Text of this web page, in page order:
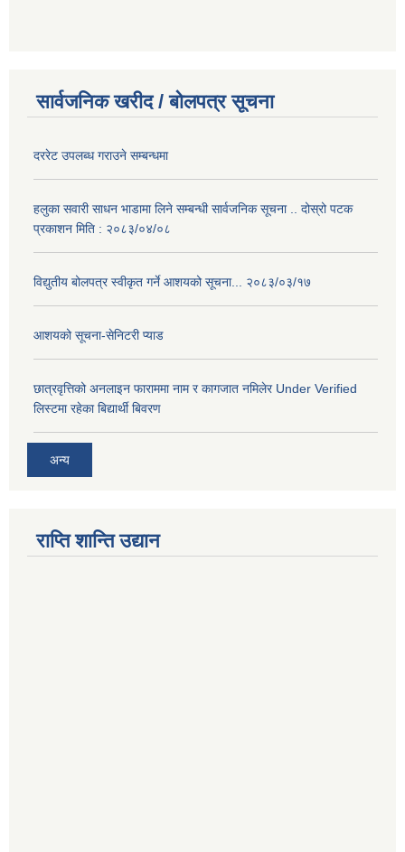
सार्वजनिक खरीद / बोलपत्र सूचना
दररेट उपलब्ध गराउने सम्बन्धमा
हलुका सवारी साधन भाडामा लिने सम्बन्धी सार्वजनिक सूचना .. दोस्रो पटक
प्रकाशन मिति : २०८३/०४/०८
विद्युतीय बोलपत्र स्वीकृत गर्ने आशयको सूचना... २०८३/०३/१७
आशयको सूचना-सेनिटरी प्याड
छात्रवृत्तिको अनलाइन फाराममा नाम र कागजात नमिलेर Under Verified
लिस्टमा रहेका बिद्यार्थी बिवरण
अन्य
राप्ति शान्ति उद्यान